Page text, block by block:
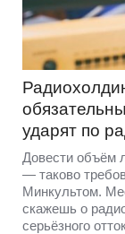
ударят по
Довести объём
— таково
Минкультом.
скажешь о
серьёзного